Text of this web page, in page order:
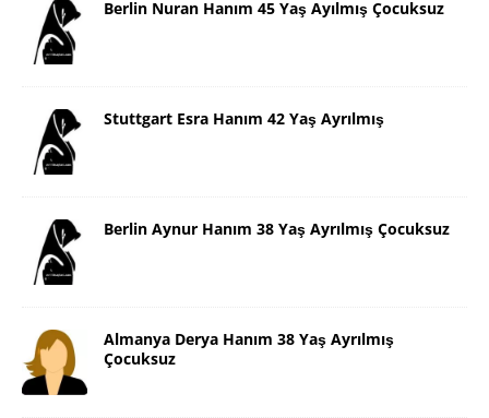
Berlin Nuran Hanım 45 Yaş Ayılmış Çocuksuz
Stuttgart Esra Hanım 42 Yaş Ayrılmış
Berlin Aynur Hanım 38 Yaş Ayrılmış Çocuksuz
Almanya Derya Hanım 38 Yaş Ayrılmış
Çocuksuz